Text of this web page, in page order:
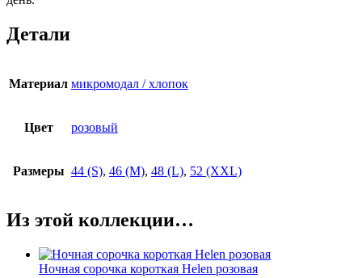
Детали
Материал микромодал / хлопок
Цвет розовый
Размеры 44 (S), 46 (M), 48 (L), 52 (XXL)
Из этой коллекции…
Ночная сорочка короткая Helen розовая